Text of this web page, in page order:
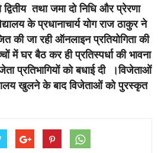
तथा जमा दो निधि और प्रेरणा
के प्रधानाचार्य योग राज ठाकुर ने
की जा रही ऑनलाइन प्रतियोगिता की
में घर बैठ कर ही प्रतिस्पर्धा की भावना
प्रतिभागियों को बधाई दी ।विजेताओं
खुलने के बाद विजेताओं को पुरस्कृत